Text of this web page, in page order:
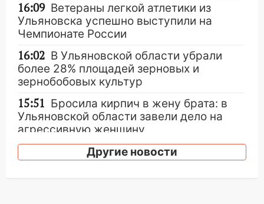
16:09 Ветераны легкой атлетики из
Ульяновска успешно выступили на
Чемпионате России
16:02 В Ульяновской области убрали
более 28% площадей зерновых и
зернобобовых культур
15:51 Бросила кирпич в жену брата: в
Ульяновской области завели дело на
агрессивную женщину
15:47
На улице Радищева сбили
курьера: крупная авария в Ульяновске
Другие новости